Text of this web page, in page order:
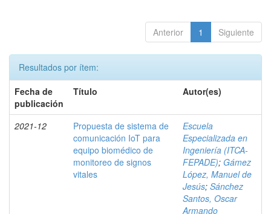
Anterior 1 Siguiente
Resultados por ítem:
Fecha de
publicación
Título Autor(es)
2021-12
Propuesta de sistema de
comunicación IoT para
equipo biomédico de
monitoreo de signos
vitales
Escuela
Especializada en
Ingeniería (ITCA-
FEPADE); Gámez
López, Manuel de
Jesús; Sánchez
Santos, Oscar
Armando